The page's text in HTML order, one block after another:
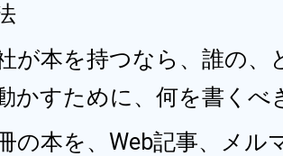
が本を持つなら、誰の、
かすために、何を書くべ
の本を、Web記事、メル